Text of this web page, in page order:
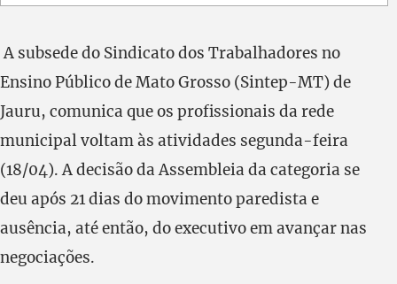
A subsede do Sindicato dos Trabalhadores no
Ensino Público de Mato Grosso (Sintep-MT) de
Jauru, comunica que os profissionais da rede
municipal voltam às atividades segunda-feira
(18/04). A decisão da Assembleia da categoria se
deu após 21 dias do movimento paredista e
ausência, até então, do executivo em avançar nas
negociações.